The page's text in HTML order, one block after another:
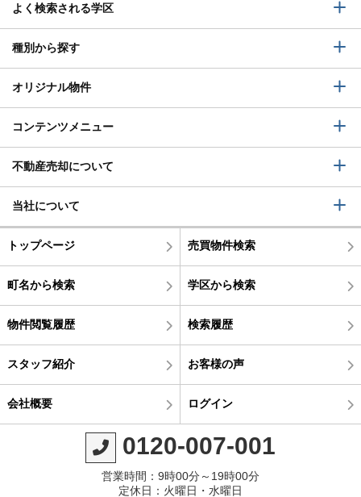
よく検索される学区
種別から探す
オリジナル物件
コンテンツメニュー
不動産売却について
当社について
トップページ 売買物件検索
町名から検索 学区から検索
物件閲覧履歴 検索履歴
スタッフ紹介 お客様の声
会社概要 ログイン
0120-007-001
営業時間：9時00分～19時00分
定休日：火曜日・水曜日